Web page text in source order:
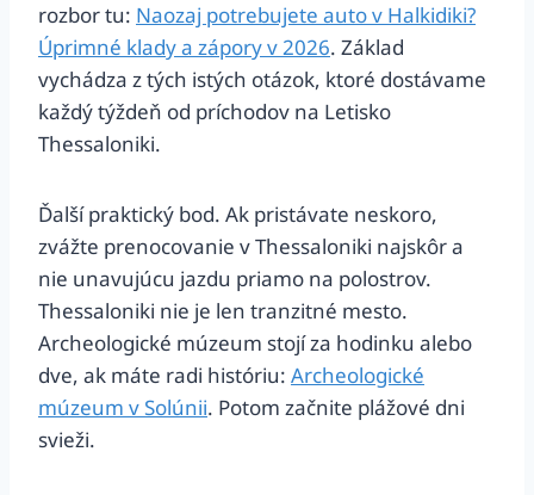
rozbor tu: Naozaj potrebujete auto v Halkidiki?
Úprimné klady a zápory v 2026. Základ
vychádza z tých istých otázok, ktoré dostávame
každý týždeň od príchodov na Letisko
Thessaloniki.
Ďalší praktický bod. Ak pristávate neskoro,
zvážte prenocovanie v Thessaloniki najskôr a
nie unavujúcu jazdu priamo na polostrov.
Thessaloniki nie je len tranzitné mesto.
Archeologické múzeum stojí za hodinku alebo
dve, ak máte radi históriu: Archeologické
múzeum v Solúnii. Potom začnite plážové dni
svieži.